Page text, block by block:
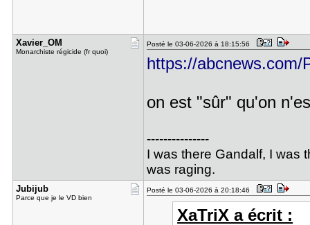
Xavier_OM
Monarchiste régicide (fr quoi)
Posté le 03-06-2026 à 18:15:56
https://abcnews.com/
on est "sûr" qu'on
---------------
I was there Gandalf, I was
was raging.
Jubijub
Parce que je le VD bien
Posté le 03-06-2026 à 20:18:46
XaTriX a écrit :